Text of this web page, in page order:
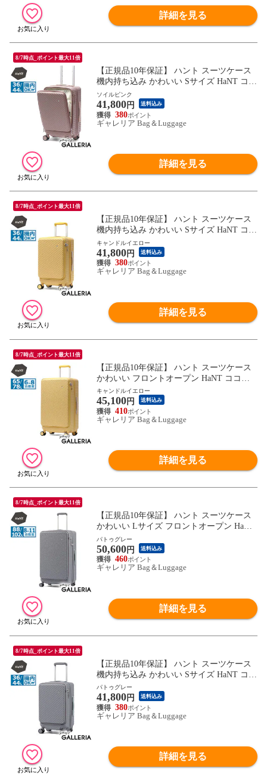
詳細を見る
8/7時点_ポイント最大11倍
【正規品10年保証】 ハント スーツケース
機内持ち込み かわいい Sサイズ HaNT ココ
ント フロントオープン 可愛い おしゃれ 拡
張機能付き S 36L 44L 3泊 4泊 5泊 ストッ
パー付き ミニバッグ付き 旅行 05511 wsb
ソイルピンク
41,800円 送料込み
380
ギャレリア Bag＆Luggage
詳細を見る
8/7時点_ポイント最大11倍
【正規品10年保証】 ハント スーツケース
機内持ち込み かわいい Sサイズ HaNT ココ
ント フロントオープン 可愛い おしゃれ 拡
張機能付き S 36L 44L 3泊 4泊 5泊 ストッ
パー付き ミニバッグ付き 旅行 05511 wsb
キャンドルイエロー
41,800円 送料込み
380
ギャレリア Bag＆Luggage
詳細を見る
8/7時点_ポイント最大11倍
【正規品10年保証】 ハント スーツケース
かわいい フロントオープン HaNT ココン
ト 可愛い おしゃれ 拡張機能付き 長期 65L
78L 6泊 7泊 8泊 ストッパー付き ミニバッ
グ付き 旅行 拡張 05512 wsb
キャンドルイエロー
45,100円 送料込み
410
ギャレリア Bag＆Luggage
詳細を見る
8/7時点_ポイント最大11倍
【正規品10年保証】 ハント スーツケース
かわいい Lサイズ フロントオープン HaNT
ココント 可愛い おしゃれ 長期 拡張機能付
き 88L 102L 8泊 9泊 10泊 一週間 ストッパ
ー ミニバッグ付き 旅行 大容量 05517 wsb
パトゥグレー
50,600円 送料込み
460
ギャレリア Bag＆Luggage
詳細を見る
8/7時点_ポイント最大11倍
【正規品10年保証】 ハント スーツケース
機内持ち込み かわいい Sサイズ HaNT ココ
ント フロントオープン 可愛い おしゃれ 拡
張機能付き S 36L 44L 3泊 4泊 5泊 ストッ
パー付き ミニバッグ付き 旅行 05511 wsb
パトゥグレー
41,800円 送料込み
380
ギャレリア Bag＆Luggage
詳細を見る